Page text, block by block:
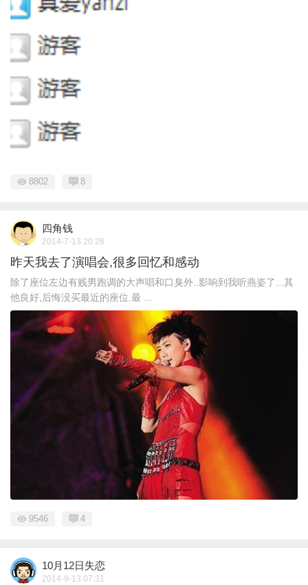
8802 8
四角钱
2014-7-13 20:28
昨天我去了演唱会,很多回忆和感动
除了座位左边有贱男跑调的大声唱和口臭外..影响到我听燕姿了...其
他良好,后悔没买最近的座位.最 ...
9546 4
10月12日失恋
2014-9-13 07:31